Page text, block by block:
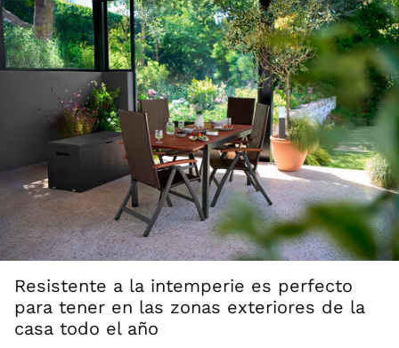
Resistente a la intemperie es perfecto
para tener en las zonas exteriores de la
casa todo el año